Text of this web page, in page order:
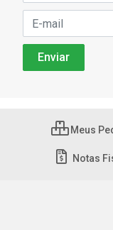
Meus
Notas